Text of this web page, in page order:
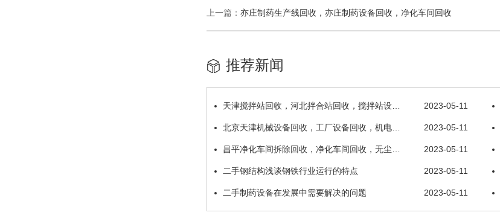
上一篇： 亦庄制药生产线回收，亦庄制药设备回收，净化车间回收
推荐新闻
2023-05-11
天津搅拌站回收，河北拌合站回收，搅拌站设…
2023-05-11
北京天津机械设备回收，工厂设备回收，机电…
2023-05-11
昌平净化车间拆除回收，净化车间回收，无尘…
2023-05-11
二手钢结构浅谈钢铁行业运行的特点
2023-05-11
二手制药设备在发展中需要解决的问题